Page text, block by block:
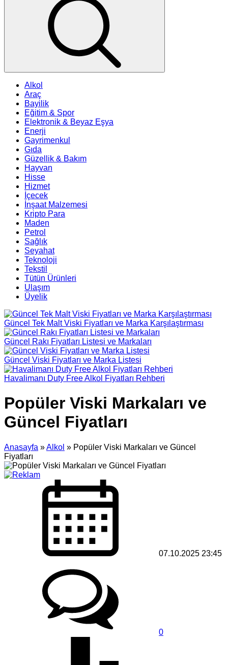
Alkol
Araç
Bayilik
Eğitim & Spor
Elektronik & Beyaz Eşya
Enerji
Gayrimenkul
Gıda
Güzellik & Bakım
Hayvan
Hisse
Hizmet
İçecek
İnşaat Malzemesi
Kripto Para
Maden
Petrol
Sağlık
Seyahat
Teknoloji
Tekstil
Tütün Ürünleri
Ulaşım
Üyelik
Güncel Tek Malt Viski Fiyatları ve Marka Karşılaştırması
Güncel Rakı Fiyatları Listesi ve Markaları
Güncel Viski Fiyatları ve Marka Listesi
Havalimanı Duty Free Alkol Fiyatları Rehberi
Popüler Viski Markaları ve
Güncel Fiyatları
Anasayfa »Alkol » Popüler Viski Markaları ve Güncel
Fiyatları
07.10.2025 23:45
0